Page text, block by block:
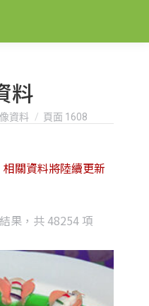
料
資料 頁面 1608
果，共 48254 項
latest
關資料將陸續更新